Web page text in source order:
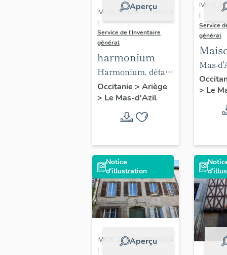
Aperçu
IVR76_20260904078NUCA
|
Service de l'Inventaire
général
harmonium
Harmonium, détail.
Clavier.
Occitanie > Ariège
> Le Mas-d'Azil
|
Service
général
de
Mas-
sur
> Le
Notice
d'illustration
Aperçu
IVR76_20260904091NUCA
|